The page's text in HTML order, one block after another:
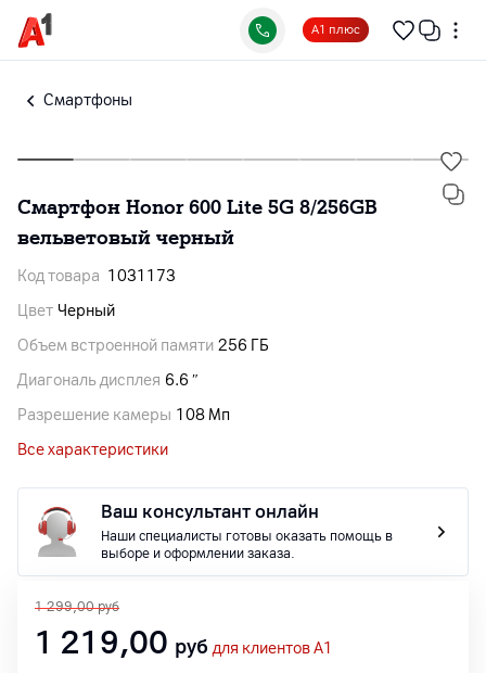
А1 плюс
Смартфоны
Смартфон Honor 600 Lite 5G 8/256GB
вельветовый черный
Код товара 1031173
Цвет Черный
Объем встроенной памяти 256 ГБ
Диагональ дисплея 6.6 ″
Разрешение камеры 108 Мп
Все характеристики
Ваш консультант онлайн
Наши специалисты готовы оказать помощь в
выборе и оформлении заказа.
1 299,00 руб
1 219,00 руб для клиентов A1